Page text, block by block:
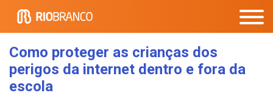
Como proteger as crianças dos
perigos da internet dentro e fora da
escola